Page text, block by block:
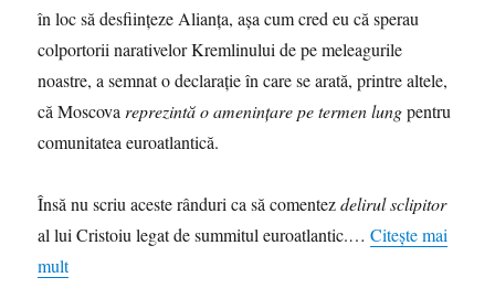
în loc să desființeze Alianța, așa cum cred eu că sperau
colportorii narativelor Kremlinului de pe meleagurile
noastre, a semnat o declarație în care se arată, printre altele,
că Moscova reprezintă o amenințare pe termen lungpentru
comunitatea euroatlantică.
Însă nu scriu aceste rânduri ca să comentezdelirul sclipitor
al lui Cristoiu legat de summitul euroatlantic.…Citește mai
mult